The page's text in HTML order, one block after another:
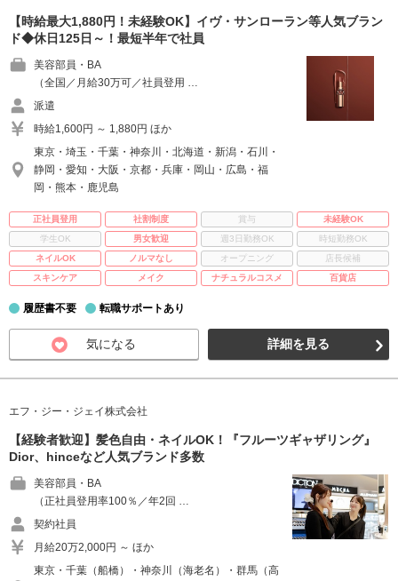
【時給最大1,880円！未経験OK】イヴ・サンローラン等人気ブラン
ド◆休日125日～！最短半年で社員
美容部員・BA
（全国／月給30万可／社員登用 …
派遣
時給1,600円 ～ 1,880円 ほか
東京・埼玉・千葉・神奈川・北海道・新潟・石川・
静岡・愛知・大阪・京都・兵庫・岡山・広島・福
岡・熊本・鹿児島
正社員登用 社割制度 賞与
未経験OK
学生OK
男女歓迎 週3日勤務OK
時短勤務OK
ネイルOK
ノルマなし オープニング
店長候補
スキンケア
メイク ナチュラルコスメ 百貨店
履歴書不要 転職サポートあり
気になる 詳細を見る
エフ・ジー・ジェイ株式会社
【経験者歓迎】髪色自由・ネイルOK！『フルーツギャザリング』
Dior、hinceなど人気ブランド多数
美容部員・BA
（正社員登用率100％／年2回 …
契約社員
月給20万2,000円 ～ ほか
東京・千葉（船橋）・神奈川（海老名）・群馬（高